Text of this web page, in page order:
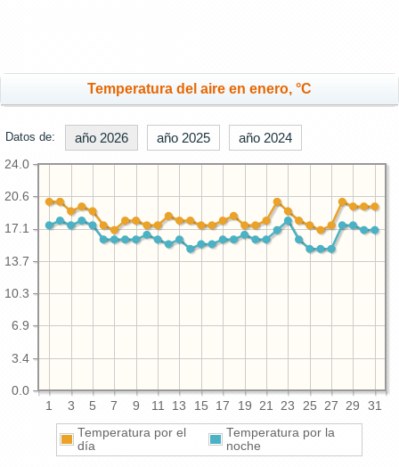
Temperatura del aire en enero, °C
Datos de: año 2026 año 2025 año 2024
1 3 5 7 9 11 13 15 17 19 21 23 25 27 29 31
0.0
3.4
6.9
10.3
13.7
17.1
20.6
24.0
Temperatura por el
día
Temperatura por la
noche